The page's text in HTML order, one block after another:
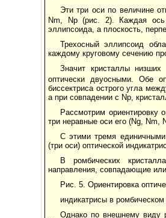
Эти три оси по величине
Nm, Np (рис. 2). Каждая ось
эллипсоида, а плоскость,
Трехосный эллипсоид
каждому круговому сечению
Значит кристаллы
оптически двуосными. Обе
биссектриса острого угла
а при совпадении с Np,
Рассмотрим ориентировку
три неравные оси его (Ng,
С этими тремя
(три оси) оптической
В ромбических
направления, совпадающие
Рис. 5. Ориентировка
индикатрисы в ромбическом
Однако по внешнему виду